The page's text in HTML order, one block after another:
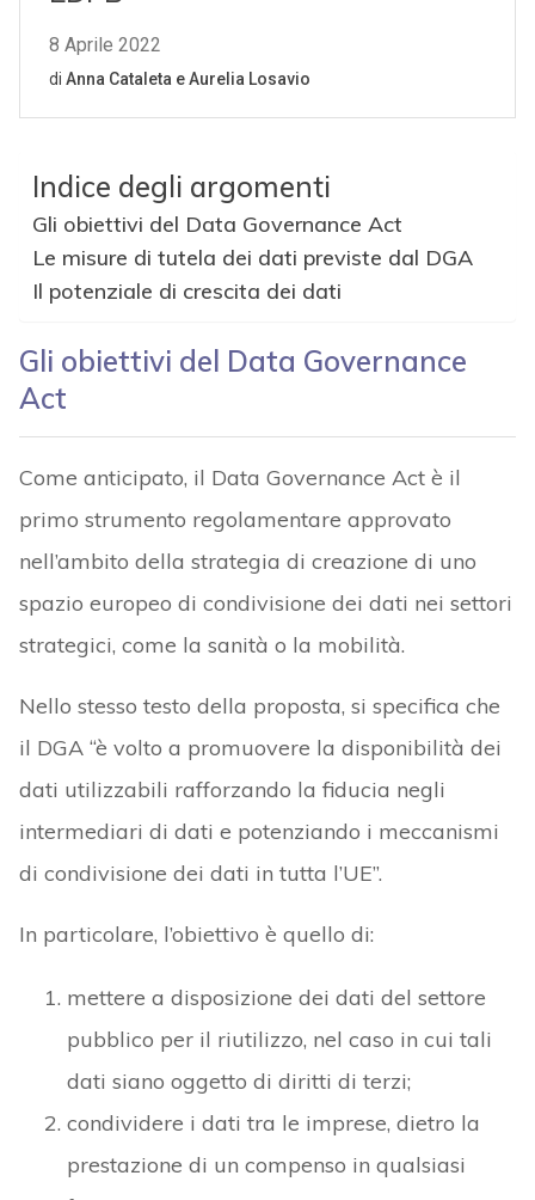
Indice degli argomenti
Gli obiettivi del Data Governance Act
Le misure di tutela dei dati previste dal DGA
Il potenziale di crescita dei dati
Gli obiettivi del Data Governance
Act
Come anticipato, il Data Governance Act è il
primo strumento regolamentare approvato
nell’ambito della strategia di creazione di uno
spazio europeo di condivisione dei dati nei settori
strategici, come la sanità o la mobilità.
Nello stesso testo della proposta, si specifica che
il DGA “è volto a promuovere la disponibilità dei
dati utilizzabili rafforzando la fiducia negli
intermediari di dati e potenziando i meccanismi
di condivisione dei dati in tutta l’UE”.
In particolare, l’obiettivo è quello di:
mettere a disposizione dei dati del settore
pubblico per il riutilizzo, nel caso in cui tali
dati siano oggetto di diritti di terzi;
condividere i dati tra le imprese, dietro la
prestazione di un compenso in qualsiasi